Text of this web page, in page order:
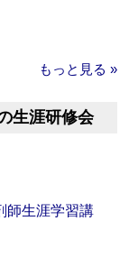
もっと見る »
生涯研修会
師生涯学習講